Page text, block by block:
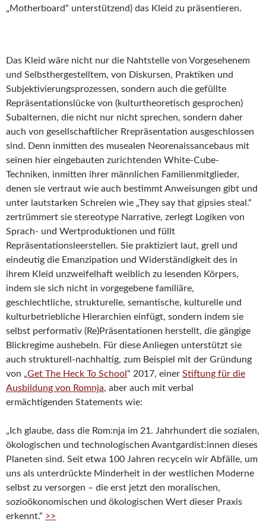
„Motherboard“ unterstützend) das Kleid zu präsentieren.
Das Kleid wäre nicht nur die Nahtstelle von Vorgesehenem
und Selbsthergestelltem, von Diskursen, Praktiken und
Subjektivierungsprozessen, sondern auch die gefüllte
Repräsentationslücke von (kulturtheoretisch gesprochen)
Subalternen, die nicht nur nicht sprechen, sondern daher
auch von gesellschaftlicher Rrepräsentation ausgeschlossen
sind. Denn inmitten des musealen Neorenaissancebaus mit
seinen hier eingebauten zurichtenden White-Cube-
Techniken, inmitten ihrer männlichen Familienmitglieder,
denen sie vertraut wie auch bestimmt Anweisungen gibt und
unter lautstarken Schreien wie „They say that gipsies steal.“
zertrümmert sie stereotype Narrative, zerlegt Logiken von
Sprach- und Wertproduktionen und füllt
Repräsentationsleerstellen. Sie praktiziert laut, grell und
eindeutig die Emanzipation und Widerständigkeit des in
ihrem Kleid unzweifelhaft weiblich zu lesenden Körpers,
indem sie sich nicht in vorgegebene familiäre,
geschlechtliche, strukturelle, semantische, kulturelle und
kulturbetriebliche Hierarchien einfügt, sondern indem sie
selbst performativ (Re)Präsentationen herstellt, die gängige
Blickregime aushebeln. Für diese Anliegen unterstützt sie
auch strukturell-nachhaltig, zum Beispiel mit der Gründung
von „Get The Heck To School “ 2017, einer Stiftung für die
Ausbildung von Romnja, aber auch mit verbal
ermächtigenden Statements wie:
„Ich glaube, dass die Rom:nja im 21. Jahrhundert die sozialen,
ökologischen und technologischen Avantgardist:innen dieses
Planeten sind. Seit etwa 100 Jahren recyceln wir Abfälle, um
uns als unterdrückte Minderheit in der westlichen Moderne
selbst zu versorgen – die erst jetzt den moralischen,
sozioökonomischen und ökologischen Wert dieser Praxis
erkennt.“ >>